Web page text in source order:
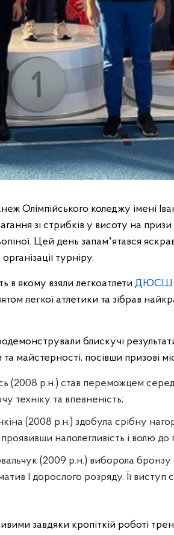
Олімпійського коледжу імені
зі стрибків у висоту на
Цей день запамʼятався
турніру.
в якому взяли легкоатлети ДЮСШ
легкої атлетики та зібрав
блискучі
майстерності, посівши призові
(2008 р.н.) став переможцем серед
техніку та впевненість;
(2008 р.н.) здобула срібну
наполегливість і волю
(2009 р.н.) виборола бронзу
І дорослого розряду. Її
завдяки кропіткій роботі